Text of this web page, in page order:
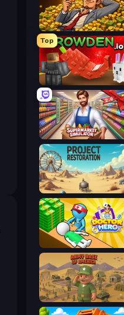
Idle Billionaire Tycoon
Top
Grow A Garden | Growden.io
Supermarket Simulator: Store Manager
Project Restoration
Doctor Hero
Army Base Of America